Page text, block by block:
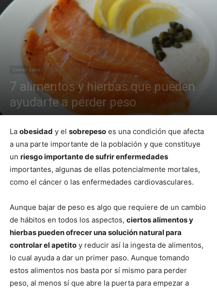
Comer sano
7 alimentos y hierbas que pueden
ayudarte a perder peso
La obesidad y el sobrepeso es una condición que afecta
a una parte importante de la población y que constituye
un riesgo importante de sufrir enfermedades
importantes, algunas de ellas potencialmente mortales,
como el cáncer o las enfermedades cardiovasculares.
Aunque bajar de peso es algo que requiere de un cambio
de hábitos en todos los aspectos, ciertos alimentos y
hierbas pueden ofrecer una solución natural para
controlar el apetito y reducir así la ingesta de alimentos,
lo cual ayuda a dar un primer paso. Aunque tomando
estos alimentos nos basta por sí mismo para perder
peso, al menos sí que abre la puerta para empezar a